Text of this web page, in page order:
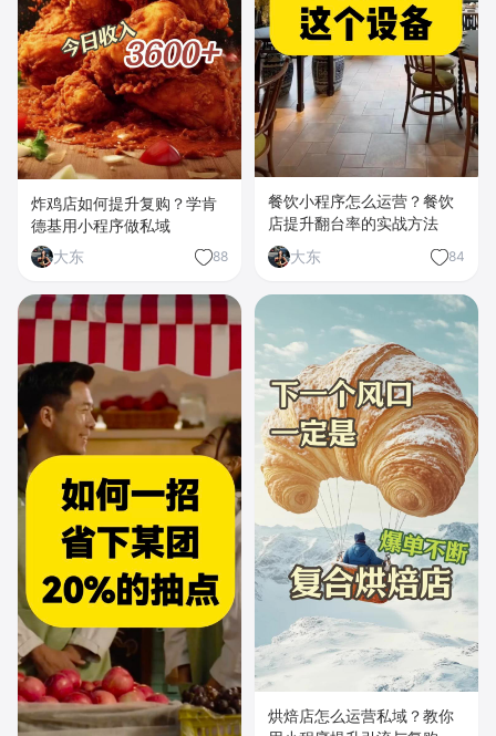
炸鸡店如何提升复购？学肯
德基用小程序做私域
大东
88
餐饮小程序怎么运营？餐饮
店提升翻台率的实战方法
大东
84
烘焙店怎么运营私域？教你